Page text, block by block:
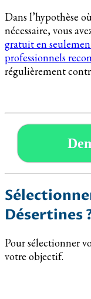
Dans l’hypothèse
nécessaire, vous
gratuit en
professionnels
régulièrement
Désertines
Pour sélectionner
votre objectif.